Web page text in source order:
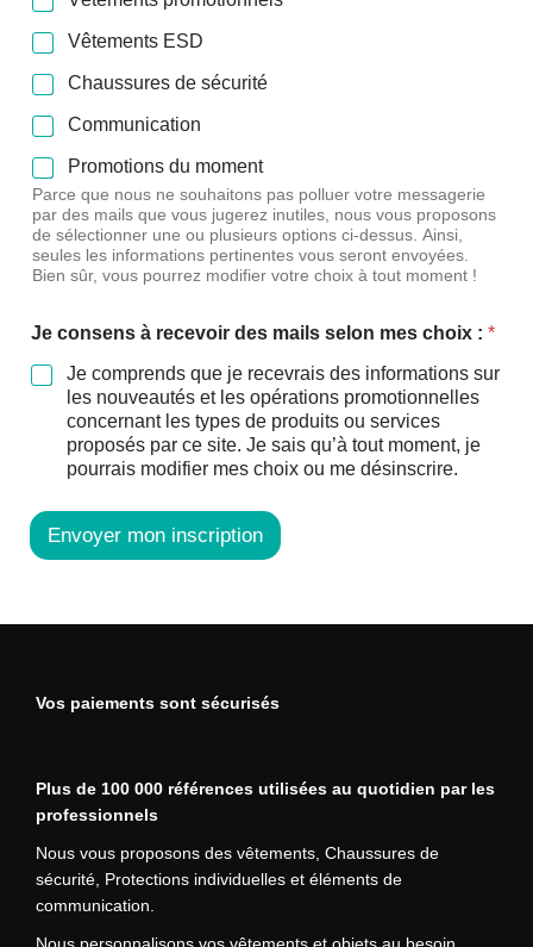
Vêtements ESD
Chaussures de sécurité
Communication
Promotions du moment
Parce que nous ne souhaitons pas polluer votre messagerie
par des mails que vous jugerez inutiles, nous vous proposons
de sélectionner une ou plusieurs options ci-dessus. Ainsi,
seules les informations pertinentes vous seront envoyées.
Bien sûr, vous pourrez modifier votre choix à tout moment !
Je consens à recevoir des mails selon mes choix : *
Je comprends que je recevrais des informations sur
les nouveautés et les opérations promotionnelles
concernant les types de produits ou services
proposés par ce site. Je sais qu’à tout moment, je
pourrais modifier mes choix ou me désinscrire.
Envoyer mon inscription
Vos paiements sont sécurisés
Plus de 100 000 références utilisées au quotidien par les
professionnels
Nous vous proposons des vêtements, Chaussures de
sécurité, Protections individuelles et éléments de
communication.